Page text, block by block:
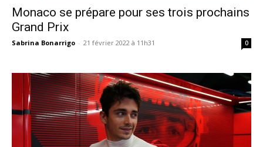
Monaco se prépare pour ses trois prochains
Grand Prix
Sabrina Bonarrigo - 21 février 2022 à 11h31 0